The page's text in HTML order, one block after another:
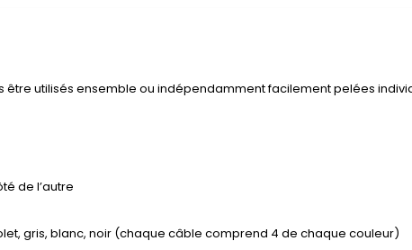
être utilisés ensemble ou indépendamment facilement pelées
de l’autre
gris, blanc, noir (chaque câble comprend 4 de chaque couleur)